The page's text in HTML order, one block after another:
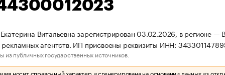
Витальевна зарегистрирован 03.02.2026, в регионе —
рекламных агентств. ИП присвоены реквизиты ИНН:
из публичных государственных источников.
носит справочный характер и сгенерирована на основании данных из